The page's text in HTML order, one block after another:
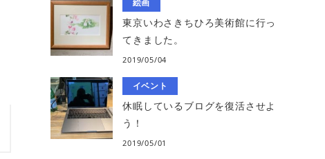
東京いわさきちひろ美術館に行っ
てきました。
2019/05/04
イベント
休眠しているブログを復活させよ
う！
2019/05/01